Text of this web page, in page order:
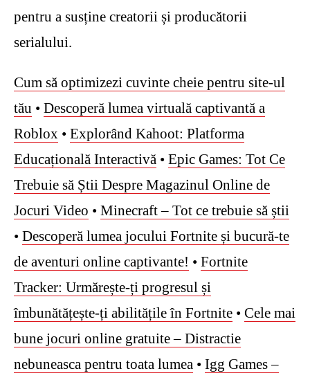
pentru a susține creatorii și producătorii
serialului.
Cum să optimizezi cuvinte cheie pentru site-ul
tău • Descoperă lumea virtuală captivantă a
Roblox • Explorând Kahoot: Platforma
Educațională Interactivă • Epic Games: Tot Ce
Trebuie să Știi Despre Magazinul Online de
Jocuri Video • Minecraft – Tot ce trebuie să știi
• Descoperă lumea jocului Fortnite și bucură-te
de aventuri online captivante! • Fortnite
Tracker: Urmărește-ți progresul și
îmbunătățește-ți abilitățile în Fortnite • Cele mai
bune jocuri online gratuite – Distractie
nebuneasca pentru toata lumea • Igg Games –